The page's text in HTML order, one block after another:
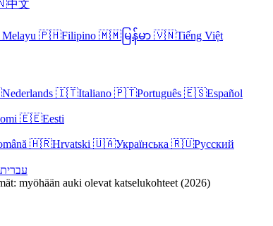
中文
Melayu 🇵🇭Filipino 🇲🇲 မြန်မာ 🇻🇳Tiếng Việt
Nederlands 🇮🇹Italiano 🇵🇹Português 🇪🇸Español
🇪🇪Eesti
🇭🇷Hrvatski 🇺🇦Українська 🇷🇺Русский
עברית
myöhään auki olevat katselukohteet (2026)